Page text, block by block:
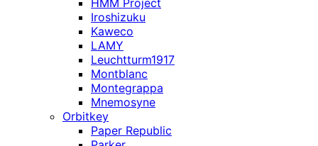
HMM Project
Iroshizuku
Kaweco
LAMY
Leuchtturm1917
Montblanc
Montegrappa
Mnemosyne
Orbitkey
Paper Republic